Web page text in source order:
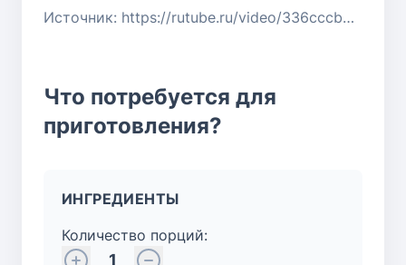
Источник: https://rutube.ru/video/336cccb90414a3daaf911f884cf4e0f1/
Что потребуется для
приготовления?
ИНГРЕДИЕНТЫ
Количество порций:
1